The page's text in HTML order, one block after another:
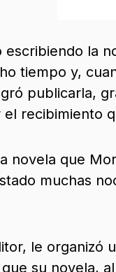
escribiendo la
tiempo y,
publicarla,
recibimiento
novela que
muchas
le organizó
su novela,